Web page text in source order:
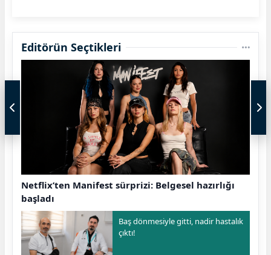
Editörün Seçtikleri
Netflix’ten Manifest sürprizi: Belgesel hazırlığı
başladı
Baş dönmesiyle gitti, nadir hastalık
çıktı!